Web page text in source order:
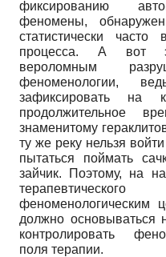
фиксированию
феномены,
статистически часто
процесса. А вот
вероломным
феноменологии,
зафиксировать
продолжительное
знаменитому
ту же реку нельзя
пытаться поймать
зайчик. Поэтому, на
феноменологическим
должно основываться
контролировать
поля терапии.